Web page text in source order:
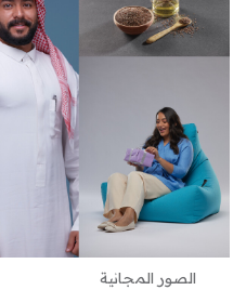
الصور المجانية